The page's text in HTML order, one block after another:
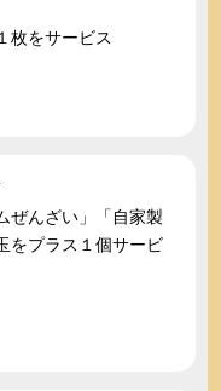
枚をサービス
ぜんざい」「自家製
をプラス１個サービ